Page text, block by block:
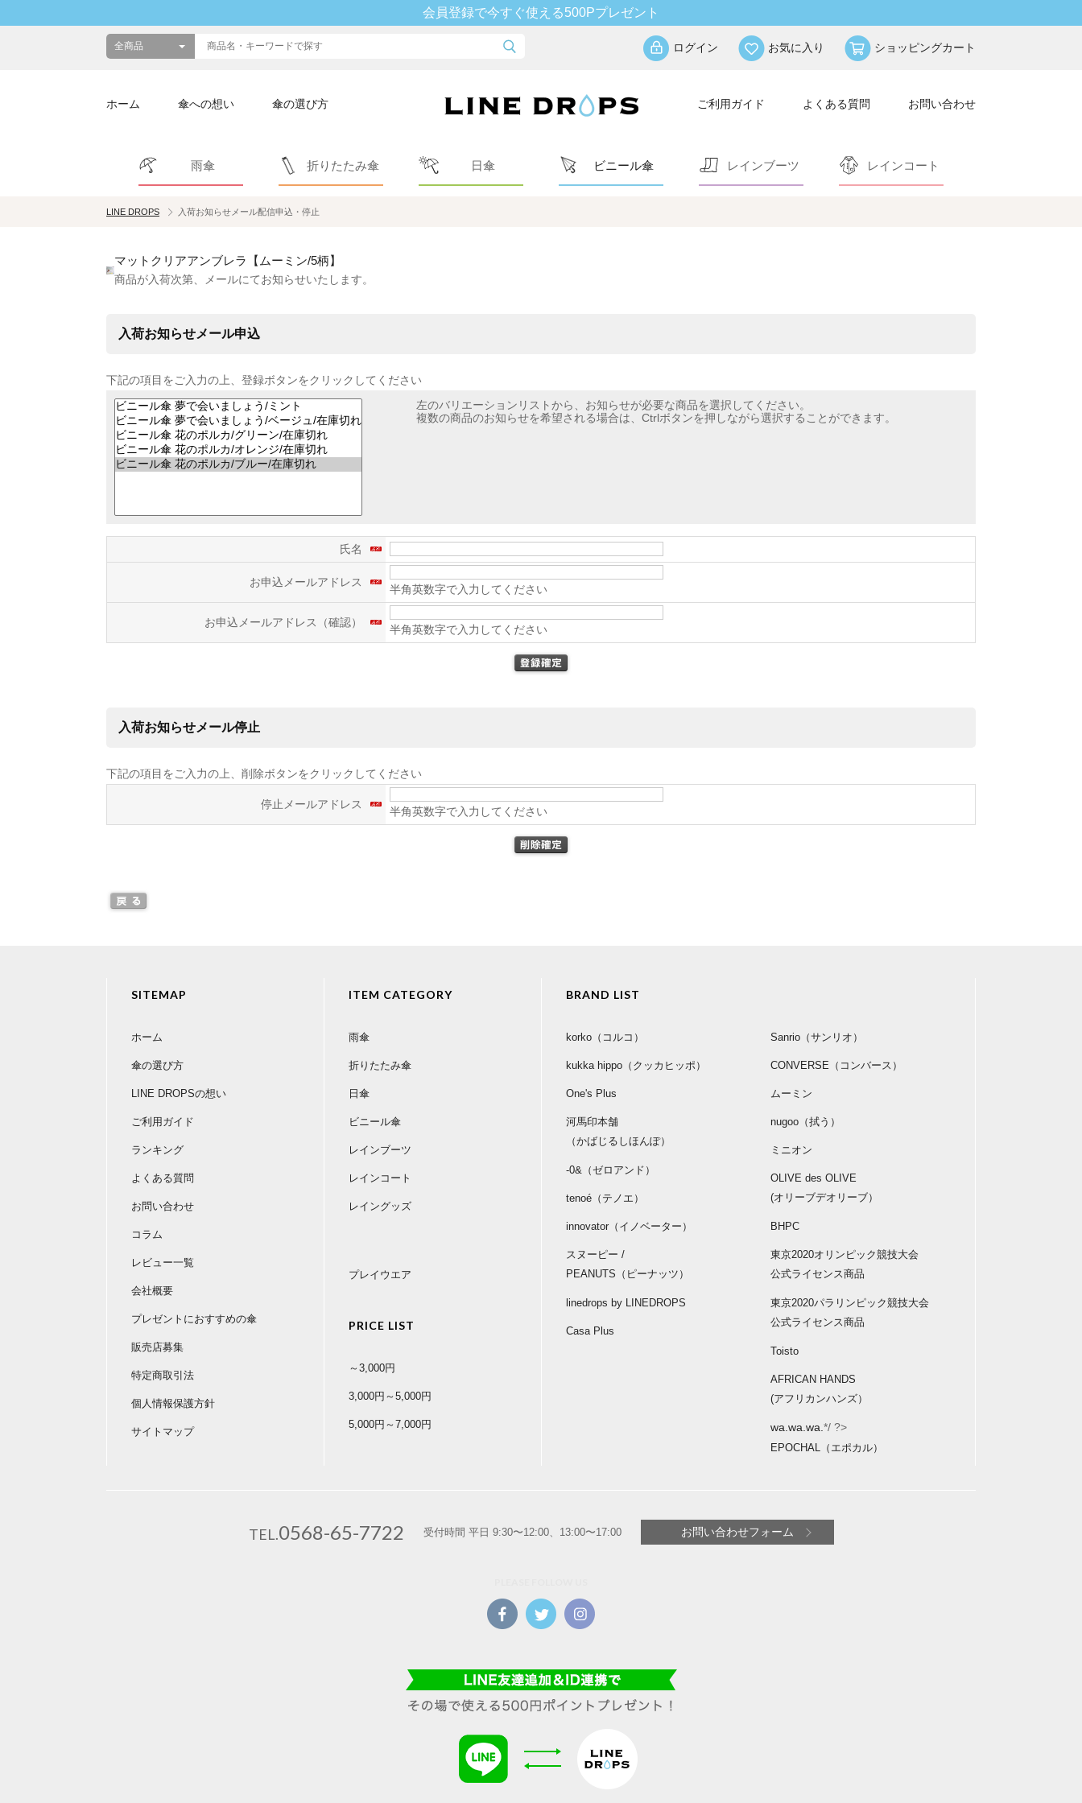
会員登録で今すぐ使える500Pプレゼント
ログイン お気に入り ショッピングカート
ホーム 傘への想い 傘の選び方 ご利用ガイド よくある質問 お問い合わせ
雨傘 折りたたみ傘 日傘 ビニール傘 レインブーツ レインコート
LINE DROPS 入荷お知らせメール配信申込・停止
マットクリアアンブレラ【ムーミン/5柄】
商品が入荷次第、メールにてお知らせいたします。
入荷お知らせメール申込
下記の項目をご入力の上、登録ボタンをクリックしてください
左のバリエーションリストから、お知らせが必要な商品を選択してください。
複数の商品のお知らせを希望される場合は、Ctrlボタンを押しながら選択することができます。
氏名
お申込メールアドレス
半角英数字で入力してください
お申込メールアドレス（確認）
半角英数字で入力してください
入荷お知らせメール停止
下記の項目をご入力の上、削除ボタンをクリックしてください
停止メールアドレス
半角英数字で入力してください
SITEMAP
ホーム
傘の選び方
LINE DROPSの想い
ご利用ガイド
ランキング
よくある質問
お問い合わせ
コラム
レビュー一覧
会社概要
プレゼントにおすすめの傘
販売店募集
特定商取引法
個人情報保護方針
サイトマップ
ITEM CATEGORY
雨傘
折りたたみ傘
日傘
ビニール傘
レインブーツ
レインコート
レイングッズ
プレイウエア
PRICE LIST
～3,000円
3,000円～5,000円
5,000円～7,000円
BRAND LIST
korko（コルコ）
kukka hippo（クッカヒッポ）
One's Plus
河馬印本舗
（かばじるしほんぽ）
-0&（ゼロアンド）
tenoé（テノエ）
innovator（イノベーター）
スヌーピー /
PEANUTS（ピーナッツ）
linedrops by LINEDROPS
Casa Plus
Sanrio（サンリオ）
CONVERSE（コンバース）
ムーミン
nugoo（拭う）
ミニオン
OLIVE des OLIVE
(オリーブデオリーブ）
BHPC
東京2020オリンピック競技大会
公式ライセンス商品
東京2020パラリンピック競技大会
公式ライセンス商品
Toisto
AFRICAN HANDS
(アフリカンハンズ）
wa.wa.wa. */ ?>
EPOCHAL（エポカル）
TEL.0568-65-7722 受付時間 平日 9:30〜12:00、13:00〜17:00 お問い合わせフォーム